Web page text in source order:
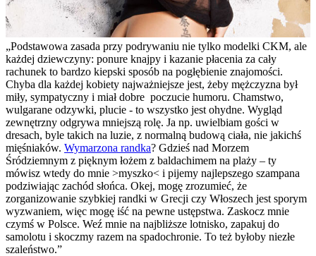
„Podstawowa zasada przy podrywaniu nie tylko modelki CKM, ale
każdej dziewczyny: ponure knajpy i kazanie płacenia za cały
rachunek to bardzo kiepski sposób na pogłębienie znajomości.
Chyba dla każdej kobiety najważniejsze jest, żeby mężczyzna był
miły, sympatyczny i miał dobre poczucie humoru. Chamstwo,
wulgarane odzywki, plucie - to wszystko jest ohydne. Wygląd
zewnętrzny odgrywa mniejszą rolę. Ja np. uwielbiam gości w
dresach, byle takich na luzie, z normalną budową ciała, nie jakichś
mięśniaków. Wymarzona randka? Gdzieś nad Morzem
Śródziemnym z pięknym łożem z baldachimem na plaży – ty
mówisz wtedy do mnie >myszko< i pijemy najlepszego szampana
podziwiając zachód słońca. Okej, mogę zrozumieć, że
zorganizowanie szybkiej randki w Grecji czy Włoszech jest sporym
wyzwaniem, więc mogę iść na pewne ustępstwa. Zaskocz mnie
czymś w Polsce. Weź mnie na najbliższe lotnisko, zapakuj do
samolotu i skoczmy razem na spadochronie. To też byłoby niezłe
szaleństwo.”